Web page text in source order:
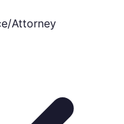
Attorney